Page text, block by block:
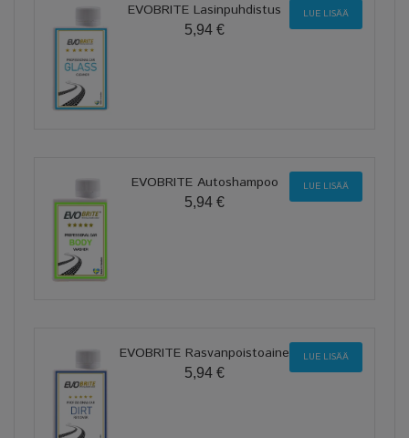
EVOBRITE Lasinpuhdistus
5,94 €
LUE LISÄÄ
EVOBRITE Autoshampoo
5,94 €
LUE LISÄÄ
EVOBRITE Rasvanpoistoaine
5,94 €
LUE LISÄÄ